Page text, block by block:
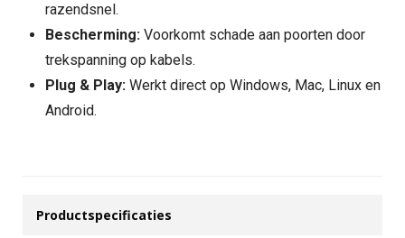
razendsnel.
Bescherming: Voorkomt schade aan poorten door
trekspanning op kabels.
Plug & Play: Werkt direct op Windows, Mac, Linux en
Android.
Productspecificaties